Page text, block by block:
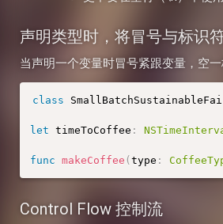
声明类型时，将冒号与标识
当声明一个变量时冒号紧跟变量，空
class
let timeToCoffee :
func makeCoffee ( type :
Control Flow 控制流